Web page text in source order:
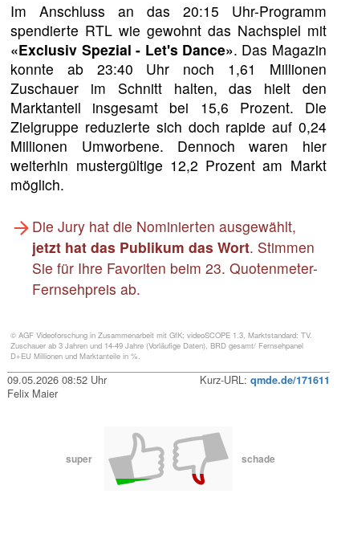
Im Anschluss an das 20:15 Uhr-Programm
spendierte RTL wie gewohnt das Nachspiel mit
«Exclusiv Spezial - Let's Dance». Das Magazin
konnte ab 23:40 Uhr noch 1,61 Millionen
Zuschauer im Schnitt halten, das hielt den
Marktanteil insgesamt bei 15,6 Prozent. Die
Zielgruppe reduzierte sich doch rapide auf 0,24
Millionen Umworbene. Dennoch waren hier
weiterhin mustergültige 12,2 Prozent am Markt
möglich.
Die Jury hat die Nominierten ausgewählt,
jetzt hat das Publikum das Wort. Stimmen
Sie für Ihre Favoriten beim 23. Quotenmeter-
Fernsehpreis ab.
© AGF Videoforschung in Zusammenarbeit mit GfK; videoSCOPE 1.3, Marktstandard: TV.
Zuschauer ab 3 Jahren und 14-49 Jahre (Vorläufige Daten), BRD gesamt/ Fernsehpanel
D+EU Millionen und Marktanteile in %.
09.05.2026 08:52 Uhr Kurz-URL: qmde.de/171611
Felix Maier
super schade